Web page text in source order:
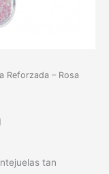
Reforzada – Rosa
tan